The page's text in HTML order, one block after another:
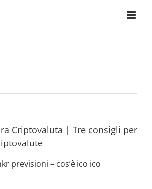
Criptovaluta | Tre consigli per
previsioni – cos’è ico ico